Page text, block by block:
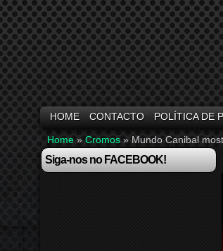
HOME CONTACTO POLÍTICA DE
Home » Cromos » Mundo Canibal
Siga-nos no FACEBOOK!